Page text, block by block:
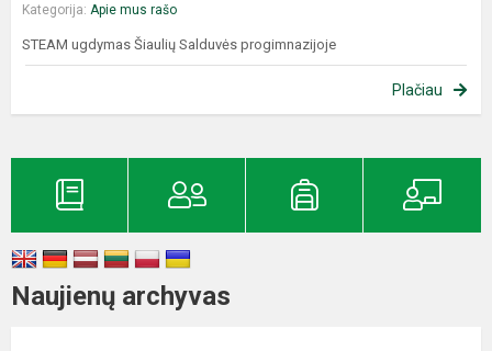
Kategorija: Apie mus rašo
STEAM ugdymas Šiaulių Salduvės progimnazijoje
Plačiau
Naujienų archyvas